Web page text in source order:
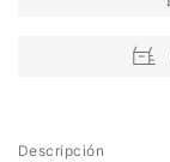
Descripción